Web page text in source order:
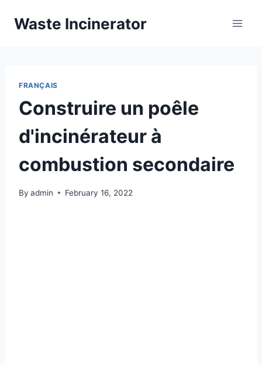
Waste Incinerator
FRANÇAIS
Construire un poêle
d'incinérateur à
combustion secondaire
By admin February 16, 2022